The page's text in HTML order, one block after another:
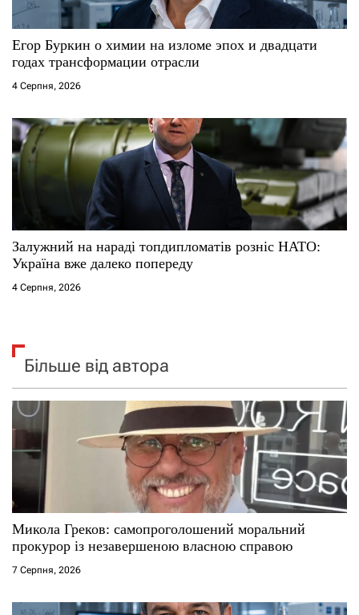
Егор Буркин о химии на изломе эпох и двадцати
годах трансформации отрасли
4 Серпня, 2026
Залужний на нараді топдипломатів розніс НАТО:
Україна вже далеко попереду
4 Серпня, 2026
Більше від автора
Микола Греков: самопроголошений моральний
прокурор із незавершеною власною справою
7 Серпня, 2026